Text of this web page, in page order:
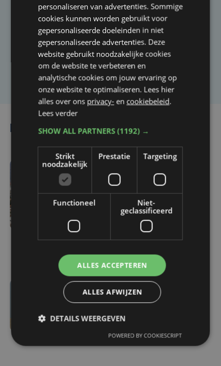
Taalfout opgemerkt?
Heb je een taal- of schrijffout opgemerkt in dit
artikel?
Laat het ons weten
Lees ook
do 6 augustus | 14:36
Toeristen vinden de weg
naar West-Vlaanderen:
Brugge ontvangt meer
volk dan vorige zomer,
di 4 augustus | 11:35
zorgen voor pak meer
personaliseren van advertenties. Sommige
cookies kunnen worden gebruikt voor
gepersonaliseerde doeleinden in niet
gepersonaliseerde advertenties. Deze
website gebruikt noodzakelijke cookies
om de website te verbeteren en
analytische cookies om jouw ervaring op
onze website te optimaliseren. Lees hier
alles over ons privacy- en cookiebeleid.
Lees verder
SHOW ALL PARTNERS(1192) →
Strikt
noodzakelijk
Prestatie Targeting
Functioneel
Niet-
geclassificeerd
ALLES ACCEPTEREN
ALLES AFWIJZEN
DETAILS WEERGEVEN
POWERED BY COOKIESCRIPT